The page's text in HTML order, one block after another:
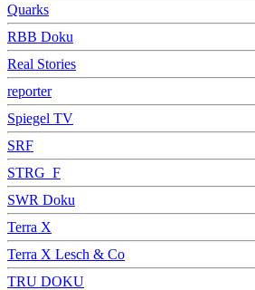
Quarks
RBB Doku
Real Stories
reporter
Spiegel TV
SRF
STRG_F
SWR Doku
Terra X
Terra X Lesch & Co
TRU DOKU